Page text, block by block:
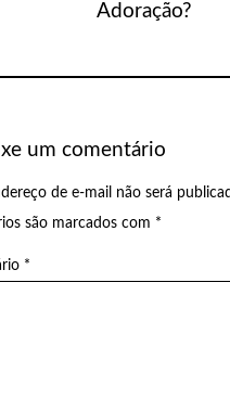
Adoração?
um comentário
de e-mail não será
são marcados com *
*